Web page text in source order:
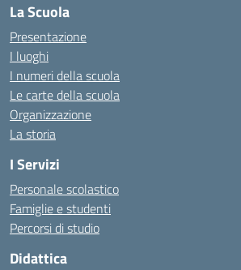
La Scuola
Presentazione
I luoghi
I numeri della scuola
Le carte della scuola
Organizzazione
La storia
I Servizi
Personale scolastico
Famiglie e studenti
Percorsi di studio
Didattica